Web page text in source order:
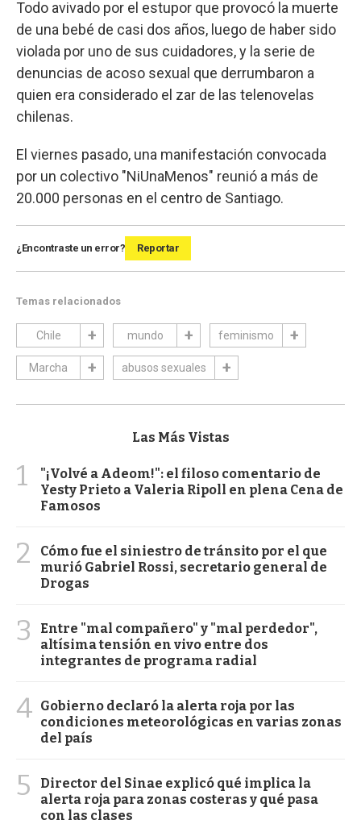
Todo avivado por el estupor que provocó la muerte
de una bebé de casi dos años, luego de haber sido
violada por uno de sus cuidadores, y la serie de
denuncias de acoso sexual que derrumbaron a
quien era considerado el zar de las telenovelas
chilenas.
El viernes pasado, una manifestación convocada
por un colectivo "NiUnaMenos" reunió a más de
20.000 personas en el centro de Santiago.
¿Encontraste un error? Reportar
Temas relacionados
Chile mundo feminismo
Marcha abusos sexuales
Las Más Vistas
1
"¡Volvé a Adeom!": el filoso comentario de
Yesty Prieto a Valeria Ripoll en plena Cena de
Famosos
2
Cómo fue el siniestro de tránsito por el que
murió Gabriel Rossi, secretario general de
Drogas
3
Entre "mal compañero" y "mal perdedor",
altísima tensión en vivo entre dos
integrantes de programa radial
4 Gobierno declaró la alerta roja por las
condiciones meteorológicas en varias zonas
del país
5
Director del Sinae explicó qué implica la
alerta roja para zonas costeras y qué pasa
con las clases